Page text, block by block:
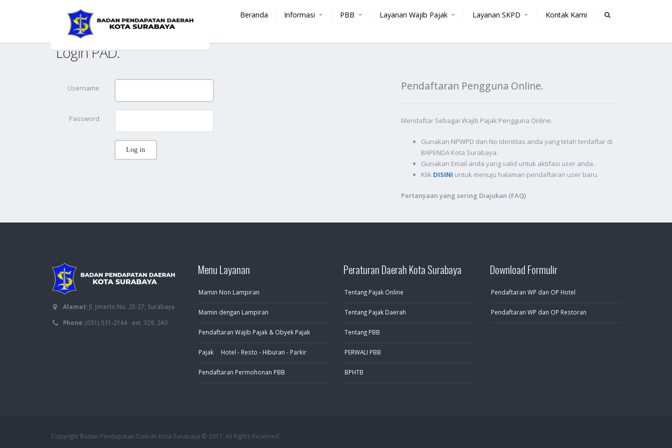
Beranda Informasi PBB Layanan Wajib Pajak Layanan SKPD Kontak Kami
Login PAD.
Username
Password
Pendaftaran Pengguna Online.
Mendaftar Sebagai Wajib Pajak Pengguna Online.
Gunakan NPWPD dan No Identitas anda yang telah terdaftar di
BAPENDA Kota Surabaya.
Gunakan Email anda yang valid untuk aktifasi user anda.
Klik DISINI untuk menuju halaman pendaftaran user baru.
Pertanyaan yang sering Diajukan (FAQ)
Alamat: Jl. Jimerto No. 25-27, Surabaya
Phone:(031) 531-2144 ext. 329, 240
Menu Layanan
Mamin Non Lampiran
Mamin dengan Lampiran
Pendaftaran Wajib Pajak & Obyek Pajak
Pajak Hotel - Resto - Hiburan - Parkir
Pendaftaran Permohonan PBB
Peraturan Daerah Kota Surabaya
Tentang Pajak Online
Tentang Pajak Daerah
Tentang PBB
PERWALI PBB
BPHTB
Download Formulir
Pendaftaran WP dan OP Hotel
Pendaftaran WP dan OP Restoran
Copyright Badan Pendapatan Daerah Kota Surabaya © 2017. All Rights Reserved.